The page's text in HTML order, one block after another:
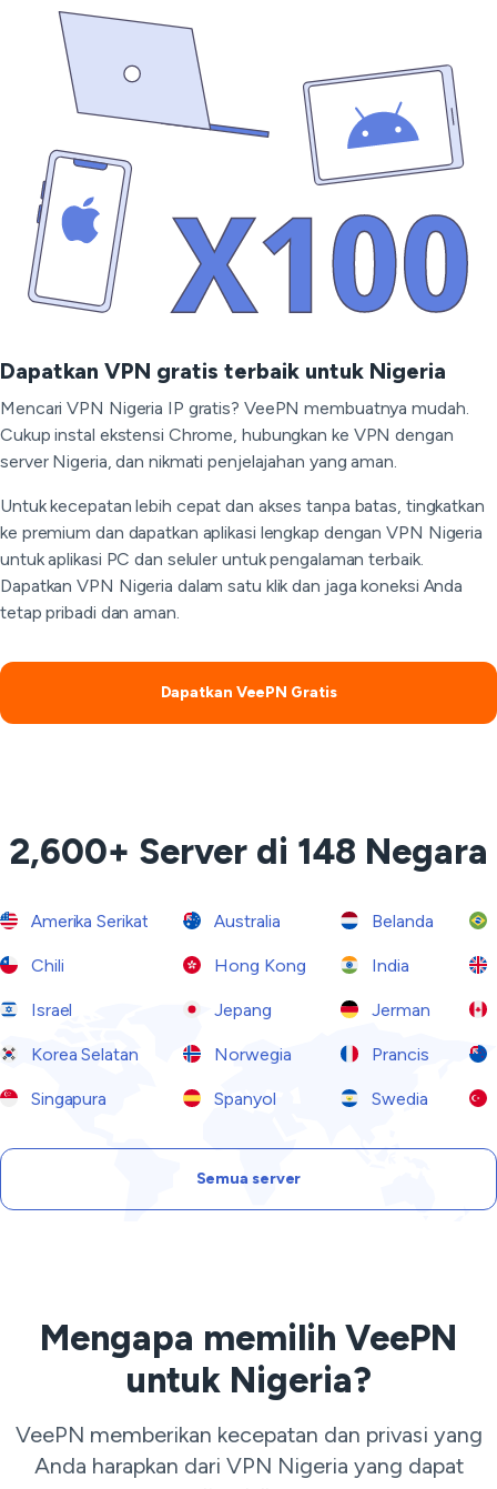
Dapatkan VPN gratis terbaik untuk Nigeria
Mencari VPN Nigeria IP gratis? VeePN membuatnya mudah.
Cukup instal ekstensi Chrome, hubungkan ke VPN dengan
server Nigeria, dan nikmati penjelajahan yang aman.
Untuk kecepatan lebih cepat dan akses tanpa batas, tingkatkan
ke premium dan dapatkan aplikasi lengkap dengan VPN Nigeria
untuk aplikasi PC dan seluler untuk pengalaman terbaik.
Dapatkan VPN Nigeria dalam satu klik dan jaga koneksi Anda
tetap pribadi dan aman.
Dapatkan VeePN Gratis
2,600+ Server di 148 Negara
Amerika Serikat Australia Belanda
Chili Hong Kong India
Israel Jepang Jerman
Korea Selatan Norwegia Prancis
Singapura Spanyol Swedia
Semua server
Mengapa memilih VeePN
untuk Nigeria?
VeePN memberikan kecepatan dan privasi yang
Anda harapkan dari VPN Nigeria yang dapat